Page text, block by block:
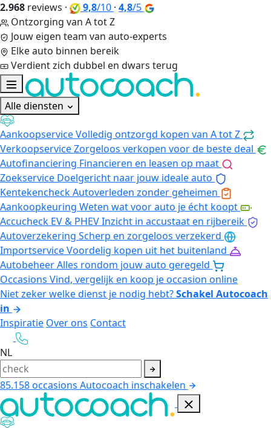
2.968 reviews · 9,8/10 · 4,8/5
Ontzorging van A tot Z
Jouw eigen team van auto-experts
Elke auto binnen bereik
Verdient zich dubbel en dwars terug
Alle diensten
AankoopserviceVolledig ontzorgd kopen van A tot Z
VerkoopserviceZorgeloos verkopen voor de beste deal
Autofinanciering Financieren en leasen op maat
Zoekservice Doelgericht naar jouw ideale auto
KentekencheckAutoverleden zonder geheimen
Aankoopkeuring Weten wat voor auto je écht koopt
Accucheck EV & PHEVInzicht in accustaat en rijbereik
Autoverzekering Scherp en zorgeloos verzekerd
ImportserviceVoordelig kopen uit het buitenland
AutobeheerAlles rondom jouw auto geregeld
Occasions Vind, vergelijk en koop je occasion online
Niet zeker welke dienst je nodig hebt?Schakel Autocoach
in
Inspiratie Over ons Contact
NL
85.158occasions Autocoach inschakelen